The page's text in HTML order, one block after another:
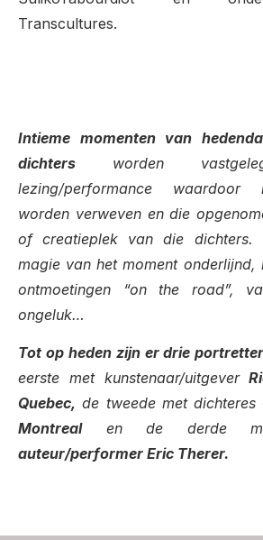
Transcultures.
Intieme momenten van
dichters worden
lezing/performance waardoor
worden verweven en die
of creatieplek van die dichters.
magie van het moment
ontmoetingen “on the road”,
ongeluk…
Tot op heden zijn er drie
eerste met kunstenaar/uitgever
Quebec, de tweede met dichteres
Montrealen de derde
auteur/performer Eric Therer.